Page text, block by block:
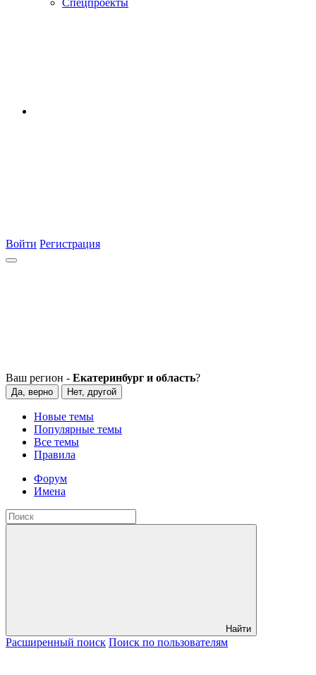
Спецпроекты
Войти Регистрация
Ваш регион - Екатеринбург и область?
Да, верно Нет, другой
Новые темы
Популярные темы
Все темы
Правила
Форум
Имена
Найти
Расширенный поиск Поиск по пользователям